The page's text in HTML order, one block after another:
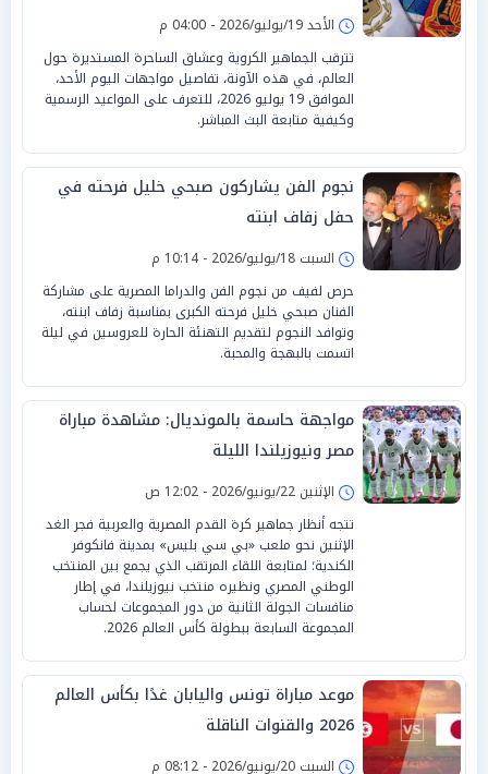
الأحد 19/يوليو/2026 - 04:00 م
تترقب الجماهير الكروية وعشاق الساحرة المستديرة حول
العالم، في هذه الآونة، تفاصيل مواجهات اليوم الأحد،
الموافق 19 يوليو 2026، للتعرف على المواعيد الرسمية
وكيفية متابعة البث المباشر.
نجوم الفن يشاركون صبحي خليل فرحته في
حفل زفاف ابنته
السبت 18/يوليو/2026 - 10:14 م
حرص لفيف من نجوم الفن والدراما المصرية على مشاركة
الفنان صبحي خليل فرحته الكبرى بمناسبة زفاف ابنته،
وتوافد النجوم لتقديم التهنئة الحارة للعروسين في ليلة
اتسمت بالبهجة والمحبة.
مواجهة حاسمة بالمونديال: مشاهدة مباراة
مصر ونيوزيلندا الليلة
الإثنين 22/يونيو/2026 - 12:02 ص
تتجه أنظار جماهير كرة القدم المصرية والعربية فجر الغد
الإثنين نحو ملعب «بي سي بليس» بمدينة فانكوفر
الكندية؛ لمتابعة اللقاء المرتقب الذي يجمع بين المنتخب
الوطني المصري ونظيره منتخب نيوزيلندا، في إطار
منافسات الجولة الثانية من دور المجموعات لحساب
المجموعة السابعة ببطولة كأس العالم 2026.
موعد مباراة تونس واليابان غدًا بكأس العالم
2026 والقنوات الناقلة
السبت 20/يونيو/2026 - 08:12 م